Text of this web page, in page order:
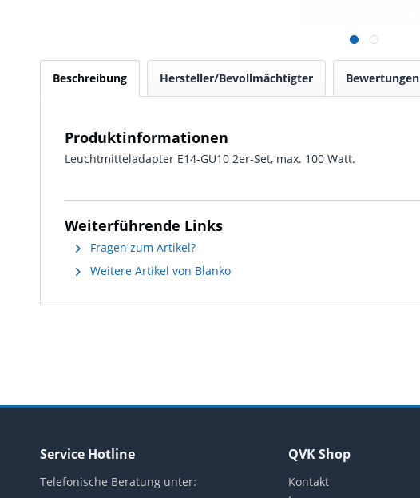
Beschreibung Hersteller/Bevollmächtigter Bewertungen
Produktinformationen
Leuchtmitteladapter E14-GU10 2er-Set, max. 100 Watt.
Weiterführende Links
Fragen zum Artikel?
Weitere Artikel von Blanko
Service Hotline
Telefonische Beratung unter:
QVK Shop
Kontakt